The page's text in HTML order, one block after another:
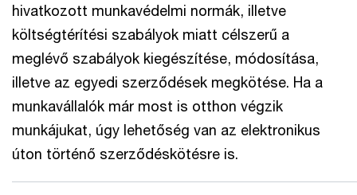
hivatkozott munkavédelmi normák, illetve
költségtérítési szabályok miatt célszerű a
meglévő szabályok kiegészítése, módosítása,
illetve az egyedi szerződések megkötése. Ha a
munkavállalók már most is otthon végzik
munkájukat, úgy lehetőség van az elektronikus
úton történő szerződéskötésre is.